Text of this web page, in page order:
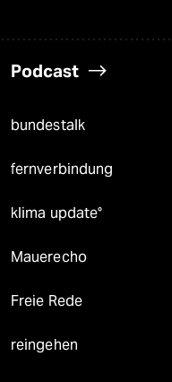
Podcast
bundestalk
fernverbindung
klima update°
Mauerecho
Freie Rede
reingehen